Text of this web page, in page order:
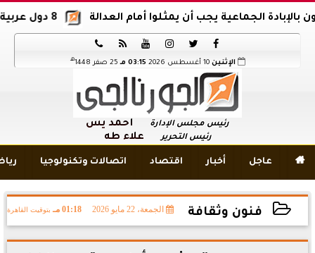
8 دول عربية وإسلامية تدين اقتحام المسجد الأقصى يجب أن يمثلوا أمام العدالة






الإثنين 03:15 مـ 25 صفر 1448 هـ
رئيس مجلس الإدارة أحمد يس
رئيس التحرير علاء طه
 عاجل أخبار اقتصاد اتصالات وتكنولوجيا
فنون وثقافة الجمعة، 22 مايو 2026 01:18 مـ بتوقيت القاهرة
2026-05-22 13:18:36